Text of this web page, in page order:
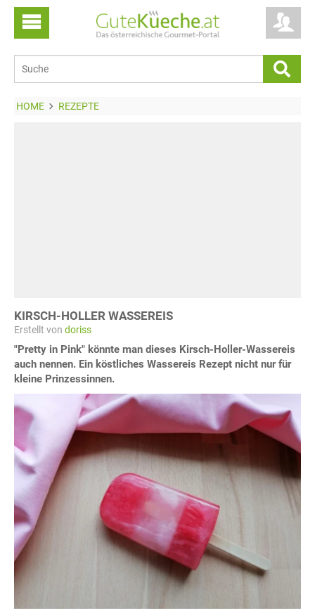
HOME REZEPTE
KIRSCH-HOLLER WASSEREIS
Erstellt von doriss
"Pretty in Pink" könnte man dieses Kirsch-Holler-Wassereis
auch nennen. Ein köstliches Wassereis Rezept nicht nur für
kleine Prinzessinnen.